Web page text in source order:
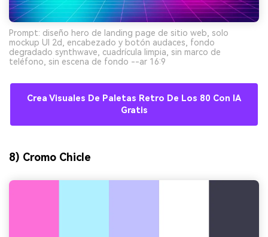
Prompt: diseño hero de landing page de sitio web, solo
mockup UI 2d, encabezado y botón audaces, fondo
degradado synthwave, cuadrícula limpia, sin marco de
teléfono, sin escena de fondo --ar 16:9
Crea Visuales De Paletas Retro De Los 80 Con IA
Gratis
8) Cromo Chicle